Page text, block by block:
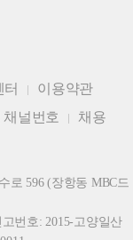
터
이용약관
채널번호
채용
로 596 (장항동 MBC드
번호: 2015-고양일산